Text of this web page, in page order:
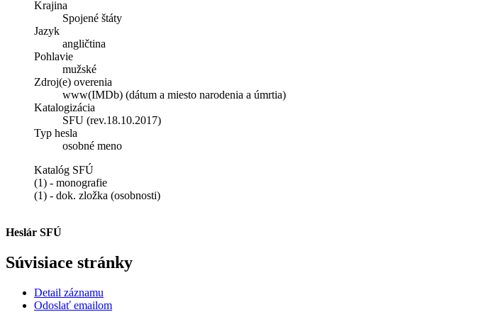
Krajina
Spojené štáty
Jazyk
angličtina
Pohlavie
mužské
Zdroj(e) overenia
www(IMDb) (dátum a miesto narodenia a úmrtia)
Katalogizácia
SFU (rev.18.10.2017)
Typ hesla
osobné meno
Katalóg SFÚ
(1) - monografie
(1) - dok. zložka (osobnosti)
Heslár SFÚ
Súvisiace stránky
Detail záznamu
Odoslať emailom